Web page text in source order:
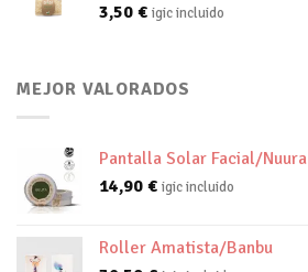
3,50 € igic incluido
MEJOR VALORADOS
Pantalla Solar Facial/Nuura
14,90 € igic incluido
Roller Amatista/Banbu